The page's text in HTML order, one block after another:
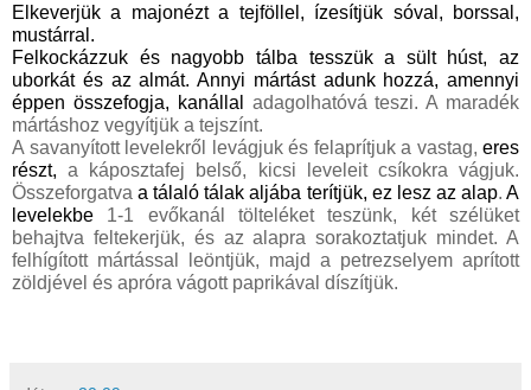
Elkeverjük a majonézt a tejföllel, ízesítjük sóval, borssal,
mustárral.
Felkockázzuk és nagyobb tálba tesszük a sült húst, az
uborkát és az almát. Annyi mártást adunk hozzá, amennyi
éppen összefogja, kanállal
adagolhatóvá teszi. A maradék
mártáshoz vegyítjük a tejszínt.
A savanyított levelekről levágjuk és felaprítjuk a vastag, eres
részt, a káposztafej belső, kicsi leveleit csíkokra vágjuk.
Összeforgatva a tálaló tálak aljába terítjük, ez lesz az alap. A
levelekbe 1-1 evőkanál tölteléket teszünk, két szél üket
behajtva feltekerjük, és az alapra sorakoztatjuk mindet. A
felhígított mártással leöntjük, majd a petrezselyem
aprított
zöldjével és apróra vágott paprikával díszítjük.